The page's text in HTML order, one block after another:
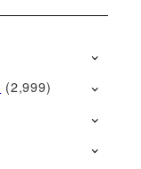
(2,999)